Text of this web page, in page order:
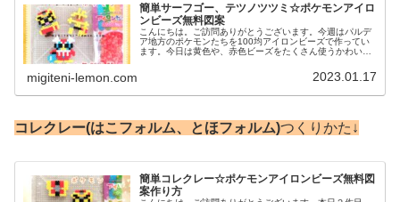
簡単サーフゴー、テツノツツミ☆ポケモンアイロ
ンビーズ無料図案
こんにちは。ご訪問ありがとうございます。今週はパルデ
ア地方のポケモンたちを100均アイロンビーズで作ってい
ます。今日は黄色や、赤色ビーズをたくさん使うかわいい
migiteni-lemon.com 2023.01.17
コレクレー(はこフォルム、とほフォルム)つくりかた↓
簡単コレクレー☆ポケモンアイロンビーズ無料図
案作り方